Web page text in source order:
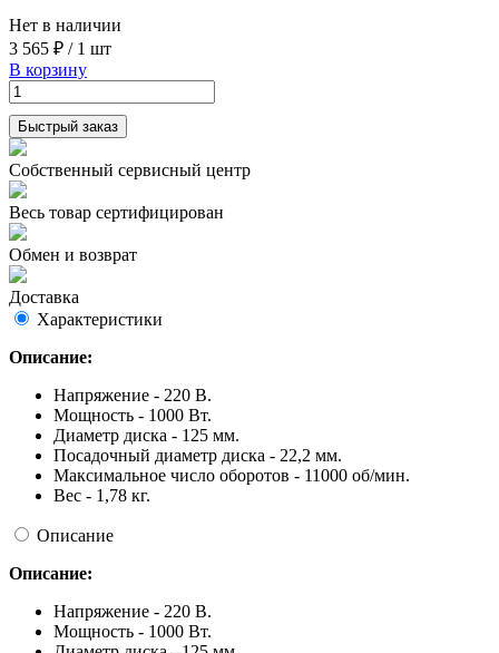
Нет в наличии
3 565 ₽ / 1 шт
В корзину
Быстрый заказ
Собственный сервисный центр
Весь товар сертифицирован
Обмен и возврат
Доставка
Характеристики
Описание:
Напряжение - 220 В.
Мощность - 1000 Вт.
Диаметр диска - 125 мм.
Посадочный диаметр диска - 22,2 мм.
Максимальное число оборотов - 11000 об/мин.
Вес - 1,78 кг.
Описание
Описание:
Напряжение - 220 В.
Мощность - 1000 Вт.